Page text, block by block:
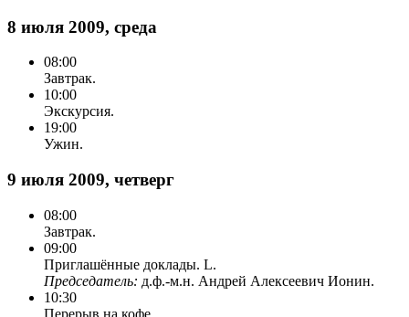
8 июля 2009, среда
08:00
Завтрак.
10:00
Экскурсия.
19:00
Ужин.
9 июля 2009, четверг
08:00
Завтрак.
09:00
Приглашённые доклады. L.
Председатель: д.ф.-м.н. Андрей Алексеевич Ионин.
10:30
Перерыв на кофе.